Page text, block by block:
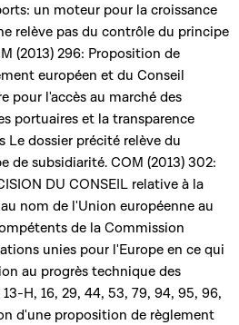
un moteur pour la croissance
relève pas du contrôle du principe
(2013) 296: Proposition de
européen et du Conseil
pour l'accès au marché des
portuaires et la transparence
Le dossier précité relève du
de subsidiarité. COM (2013) 302:
DU CONSEIL relative à la
nom de l'Union européenne au
de la Commission
unies pour l'Europe en ce qui
au progrès technique des
H, 16, 29, 44, 53, 79, 94, 95, 96,
d'une proposition de règlement